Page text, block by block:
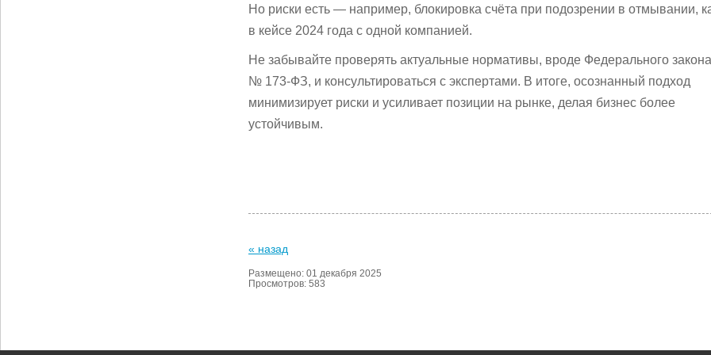
Но риски есть — например, блокировка счёта при подозрении в отмывании,
в кейсе 2024 года с одной компанией.
Не забывайте проверять актуальные нормативы, вроде Федерального закона
№ 173-ФЗ, и консультироваться с экспертами. В итоге, осознанный подход
минимизирует риски и усиливает позиции на рынке, делая бизнес более
устойчивым.
« назад
Размещено: 01 декабря 2025
Просмотров: 583